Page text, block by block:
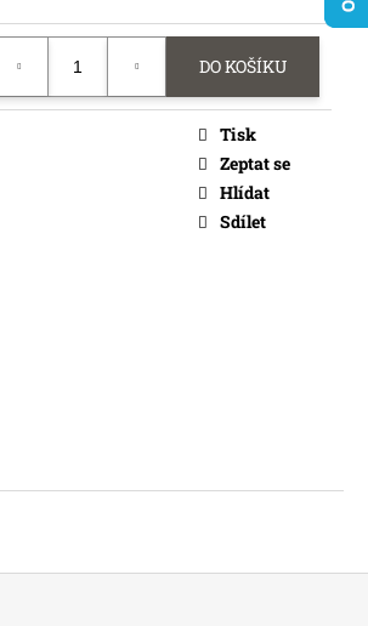
DO KOŠÍKU
Tisk
Zeptat se
Hlídat
Sdílet